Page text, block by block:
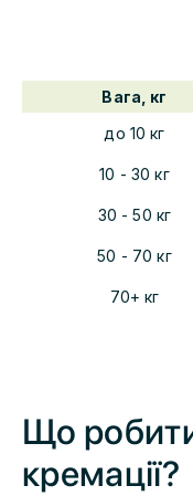
Вага, кг
до 10 кг
10 - 30 кг
30 - 50 кг
50 - 70 кг
70+ кг
Що
кремації?